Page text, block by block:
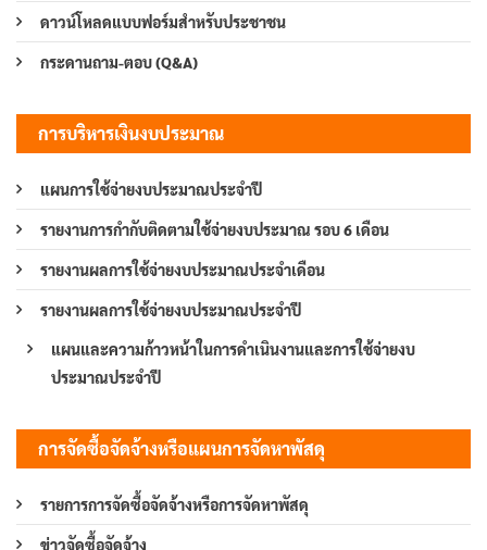
ดาวน์โหลดแบบฟอร์มสำหรับประชาชน
กระดานถาม-ตอบ (Q&A)
การบริหารเงินงบประมาณ
แผนการใช้จ่ายงบประมาณประจำปี
รายงานการกำกับติดตามใช้จ่ายงบประมาณ รอบ 6 เดือน
รายงานผลการใช้จ่ายงบประมาณประจำเดือน
รายงานผลการใช้จ่ายงบประมาณประจำปี
แผนและความก้าวหน้าในการดำเนินงานและการใช้จ่ายงบ
ประมาณประจำปี
การจัดซื้อจัดจ้างหรือแผนการจัดหาพัสดุ
รายการการจัดซื้อจัดจ้างหรือการจัดหาพัสดุ
ข่าวจัดซื้อจัดจ้าง